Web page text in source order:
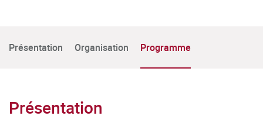
Présentation Organisation Programme
Présentation